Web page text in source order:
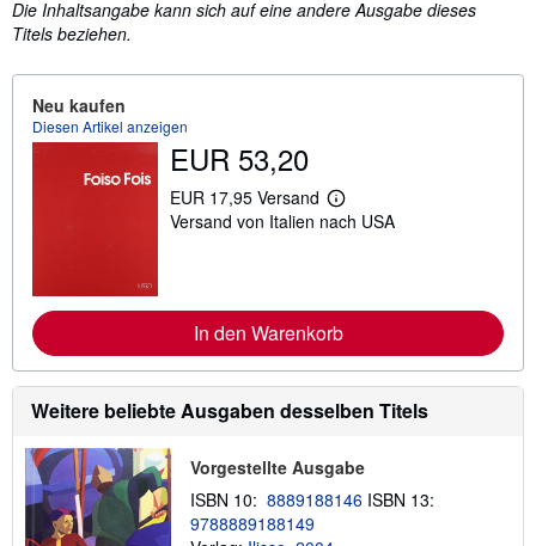
Die Inhaltsangabe kann sich auf eine andere Ausgabe dieses
Titels beziehen.
Neu kaufen
Diesen Artikel anzeigen
EUR 53,20
EUR 17,95 Versand
W
e
e
I
f
o
r
m
i
o
n
Versand von Italien nach USA
In den Warenkorb
Weitere beliebte Ausgaben desselben Titels
Vorgestellte Ausgabe
ISBN 10: 8889188146 ISBN 13:
9788889188149